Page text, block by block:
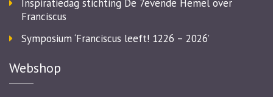
Inspiratiedag stichting De 7evende Hemel over
Franciscus
Symposium ‘Franciscus leeft! 1226 – 2026’
Webshop